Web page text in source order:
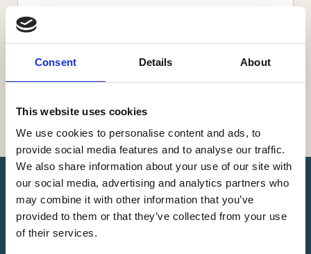
Consent Details About
This website uses cookies
We use cookies to personalise content and ads, to
provide social media features and to analyse our traffic.
We also share information about your use of our site with
our social media, advertising and analytics partners who
may combine it with other information that you’ve
provided to them or that they’ve collected from your use
of their services.
IJmuiden
Velsen / Kennemerland